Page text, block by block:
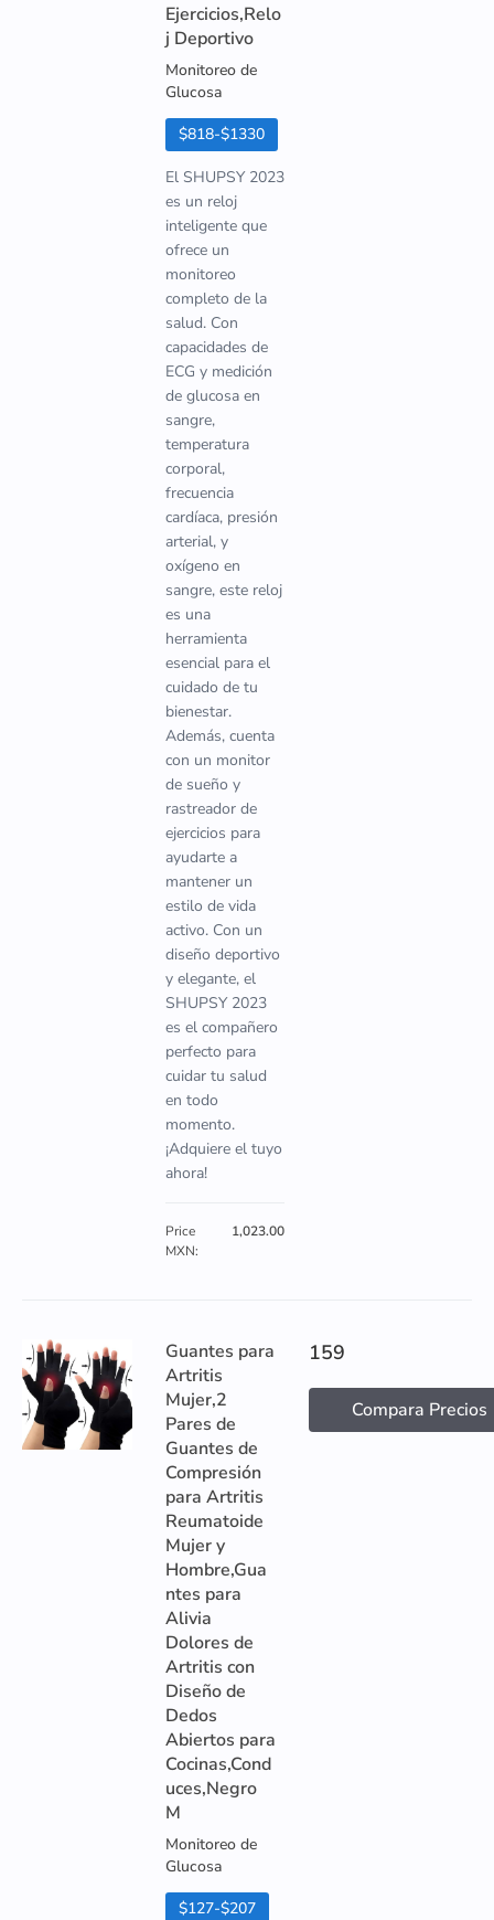
Ejercicios,Relo
j Deportivo
Monitoreo de
Glucosa
$818-$1330
El SHUPSY 2023
es un reloj
inteligente que
ofrece un
monitoreo
completo de la
salud. Con
capacidades de
ECG y medición
de glucosa en
sangre,
temperatura
corporal,
frecuencia
cardíaca, presión
arterial, y
oxígeno en
sangre, este reloj
es una
herramienta
esencial para el
cuidado de tu
bienestar.
Además, cuenta
con un monitor
de sueño y
rastreador de
ejercicios para
ayudarte a
mantener un
estilo de vida
activo. Con un
diseño deportivo
y elegante, el
SHUPSY 2023
es el compañero
perfecto para
cuidar tu salud
en todo
momento.
¡Adquiere el tuyo
ahora!
Price
MXN:
1,023.00
Guantes para
Artritis
Mujer,2
Pares de
Guantes de
Compresión
para Artritis
Reumatoide
Mujer y
Hombre,Gua
ntes para
Alivia
Dolores de
Artritis con
Diseño de
Dedos
Abiertos para
Cocinas,Cond
uces,Negro
M
Monitoreo de
Glucosa
$127-$207
159
Compara Precios